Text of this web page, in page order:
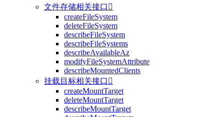
文件存储相关接口 
createFileSystem
deleteFileSystem
describeFileSystem
describeFileSystems
describeAvailableAz
modifyFileSystemAttribute
describeMountedClients
挂载目标相关接口 
createMountTarget
deleteMountTarget
describeMountTarget